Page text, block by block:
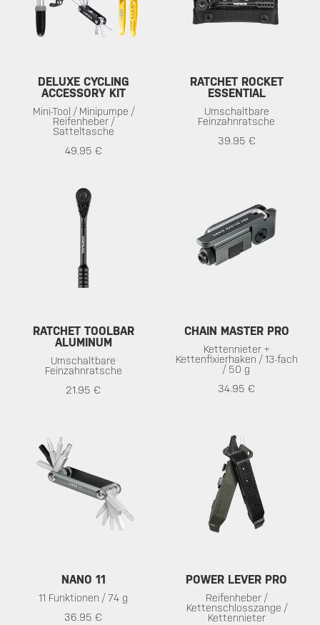
DELUXE CYCLING
ACCESSORY KIT
Mini-Tool / Minipumpe /
Reifenheber /
Satteltasche
49.95 €
RATCHET ROCKET
ESSENTIAL
Umschaltbare
Feinzahnratsche
39.95 €
RATCHET TOOLBAR
ALUMINUM
Umschaltbare
Feinzahnratsche
21.95 €
CHAIN MASTER PRO
Kettennieter +
Kettenfixierhaken / 13-fach
/ 50 g
34.95 €
NANO 11
11 Funktionen / 74 g
36.95 €
POWER LEVER PRO
Reifenheber /
Kettenschlosszange /
Kettennieter